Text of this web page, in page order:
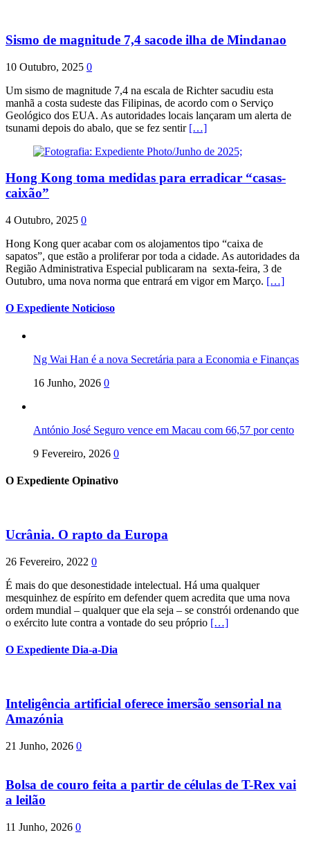
Sismo de magnitude 7,4 sacode ilha de Mindanao
10 Outubro, 2025 0
Um sismo de magnitude 7,4 na escala de Richter sacudiu esta
manhã a costa sudeste das Filipinas, de acordo com o Serviço
Geológico dos EUA. As autoridades locais lançaram um alerta de
tsunami depois do abalo, que se fez sentir […]
Hong Kong toma medidas para erradicar “casas-
caixão”
4 Outubro, 2025 0
Hong Kong quer acabar com os alojamentos tipo “caixa de
sapatos”, que estão a proliferar por toda a cidade. As autoridades da
Região Administrativa Especial publicaram na sexta-feira, 3 de
Outubro, uma nova norma que entrará em vigor em Março. […]
O Expediente Noticioso
Ng Wai Han é a nova Secretária para a Economia e Finanças
16 Junho, 2026 0
António José Seguro vence em Macau com 66,57 por cento
9 Fevereiro, 2026 0
O Expediente Opinativo
Ucrânia. O rapto da Europa
26 Fevereiro, 2022 0
É mais do que desonestidade intelectual. Há uma qualquer
mesquinhez de espírito em defender quem acredita que uma nova
ordem mundial – qualquer que ela seja – se constrói ordenando que
o exército lute contra a vontade do seu próprio […]
O Expediente Dia-a-Dia
Inteligência artificial oferece imersão sensorial na
Amazónia
21 Junho, 2026 0
Bolsa de couro feita a partir de células de T-Rex vai
a leilão
11 Junho, 2026 0